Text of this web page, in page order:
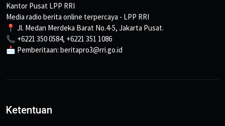
Kantor Pusat LPP RRI
Media radio berita online terpercaya - LPP RRI
📍 Jl. Medan Merdeka Barat No.4-5, Jakarta Pusat.
📞 +6221 350 0584, +6221 351 1086
📩 Pemberitaan: beritapro3@rri.go.id
Ketentuan